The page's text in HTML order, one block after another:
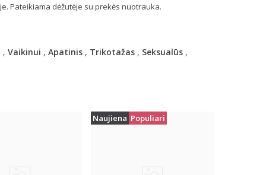
Pateikiama dėžutėje su prekės nuotrauka.
, Vaikinui , Apatinis, Trikotažas, Seksualūs,
Naujiena Populiari